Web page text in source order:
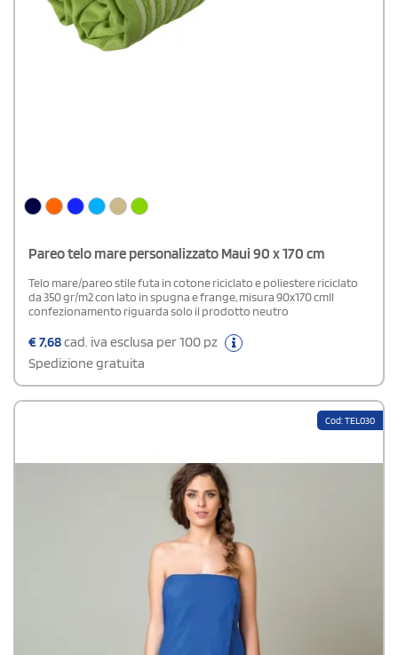
Pareo telo mare personalizzato Maui 90 x 170 cm
Telo mare/pareo stile futa in cotone riciclato e poliestere riciclato
da 350 gr/m2 con lato in spugna e frange, misura 90x170 cmIl
confezionamento riguarda solo il prodotto neutro
€7,68cad. iva esclusa per 100 pz
Spedizione gratuita
Cod: TEL030